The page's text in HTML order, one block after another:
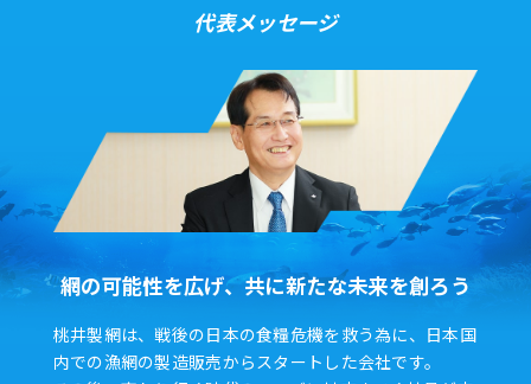
代表メッセージ
網の可能性を広げ、共に新たな未来を創ろう
桃井製網は、戦後の日本の食糧危機を救う為に、日本国
内での漁網の製造販売からスタートした会社です。